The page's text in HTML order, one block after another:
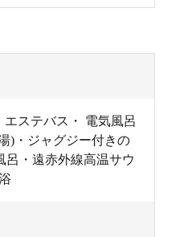
ステバス・ 電気風呂
)・ジャグジー付きの
呂・遠赤外線高温サウ